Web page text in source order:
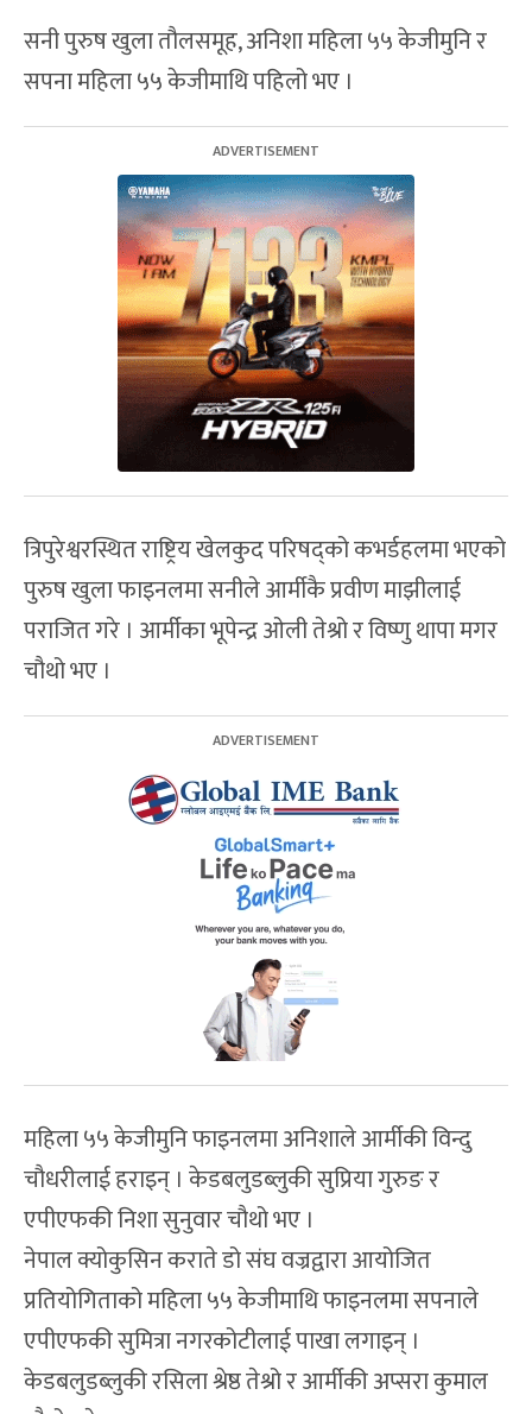
सनी पुरुष खुला तौलसमूह, अनिशा महिला ५५ केजीमुनि र
सपना महिला ५५ केजीमाथि पहिलो भए ।
त्रिपुरेश्वरस्थित राष्ट्रिय खेलकुद परिषद्को कभर्डहलमा भएको
पुरुष खुला फाइनलमा सनीले आर्मीकै प्रवीण माझीलाई
पराजित गरे । आर्मीका भूपेन्द्र ओली तेश्रो र विष्णु थापा मगर
चौथो भए ।
महिला ५५ केजीमुनि फाइनलमा अनिशाले आर्मीकी विन्दु
चौधरीलाई हराइन् । केडबलुडब्लुकी सुप्रिया गुरुङ र
एपीएफकी निशा सुनुवार चौथो भए ।
नेपाल क्योकुसिन कराते डो संघ वज्रद्वारा आयोजित
प्रतियोगिताको महिला ५५ केजीमाथि फाइनलमा सपनाले
एपीएफकी सुमित्रा नगरकोटीलाई पाखा लगाइन् ।
केडबलुडब्लुकी रसिला श्रेष्ठ तेश्रो र आर्मीकी अप्सरा कुमाल